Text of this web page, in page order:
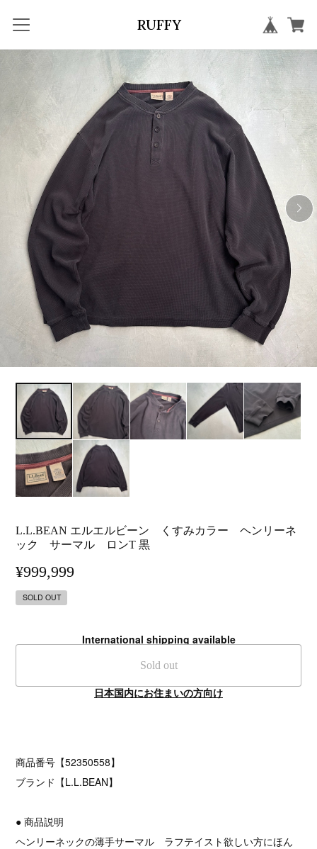
RUFFY
L.L.BEAN エルエルビーン くすみカラー ヘンリーネ
ック サーマル ロンT 黒
¥999,999
SOLD OUT
International shipping available
Sold out
日本国内にお住まいの方向け
商品番号【52350558】
ブランド【L.L.BEAN】
● 商品説明
ヘンリーネックの薄手サーマル ラフテイスト欲しい方にほん